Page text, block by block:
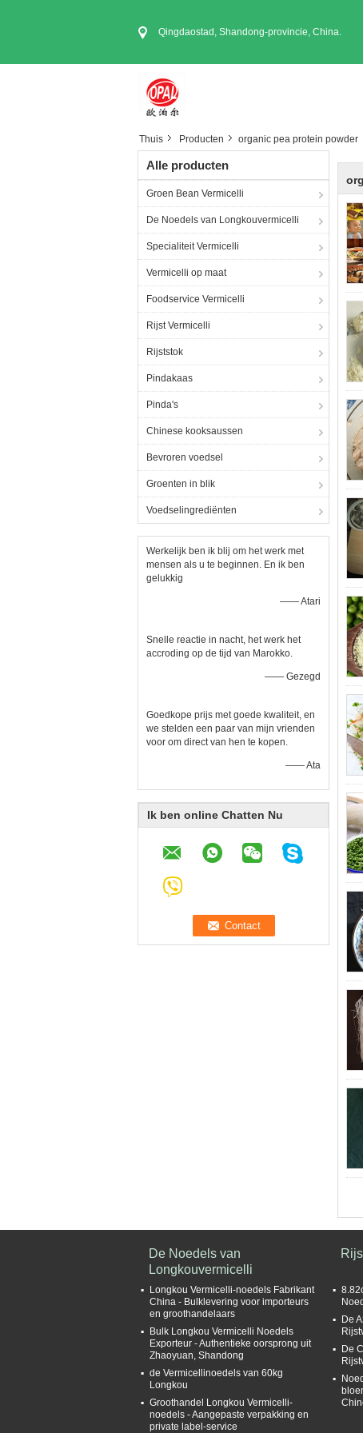
Qingdaostad, Shandong-provincie, China.
Thuis Producten organic pea protein powder
Alle producten
Groen Bean Vermicelli
De Noedels van Longkouvermicelli
Specialiteit Vermicelli
Vermicelli op maat
Foodservice Vermicelli
Rijst Vermicelli
Rijststok
Pindakaas
Pinda's
Chinese kooksaussen
Bevroren voedsel
Groenten in blik
Voedselingrediënten
Werkelijk ben ik blij om het werk met
mensen als u te beginnen. En ik ben
gelukkig
—— Atari
Snelle reactie in nacht, het werk het
accroding op de tijd van Marokko.
—— Gezegd
Goedkope prijs met goede kwaliteit, en
we stelden een paar van mijn vrienden
voor om direct van hen te kopen.
—— Ata
Ik ben online Chatten Nu
De Noedels van
Longkouvermicelli
Longkou Vermicelli-noedels Fabrikant
China - Bulklevering voor importeurs
en groothandelaars
Bulk Longkou Vermicelli Noedels
Exporteur - Authentieke oorsprong uit
Zhaoyuan, Shandong
de Vermicellinoedels van 60kg
Longkou
Groothandel Longkou Vermicelli-
noedels - Aangepaste verpakking en
private label-service
De
De